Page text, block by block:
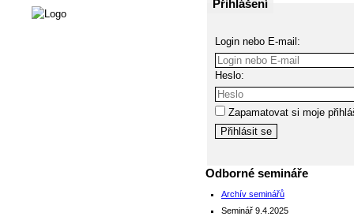
Přihlášení
Login nebo E-mail:
Heslo:
Zapamatovat si moje
Odborné semináře
Archív seminářů
Seminář 9.4.2025